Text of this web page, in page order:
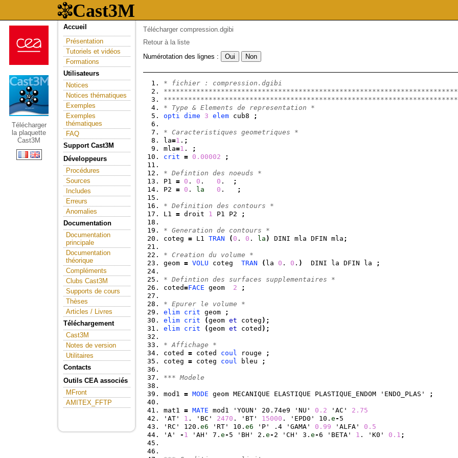
Télécharger
la plaquette
Cast3M
Accueil
Présentation
Tutoriels et vidéos
Formations
Utilisateurs
Notices
Notices thématiques
Exemples
Exemples
thématiques
FAQ
Support Cast3M
Développeurs
Procédures
Sources
Includes
Erreurs
Anomalies
Documentation
Documentation
principale
Documentation
théorique
Compléments
Clubs Cast3M
Supports de cours
Thèses
Articles / Livres
Téléchargement
Cast3M
Notes de version
Utilitaires
Contacts
Outils CEA associés
MFront
AMITEX_FFTP
Télécharger compression.dgibi
Retour à la liste
Numérotation des lignes :
* fichier : compression.dgibi
************************************************************************
************************************************************************
* Type & Elements de representation *
opti dime 3 elem cub8 ;
* Caracteristiques geometriques *
la=1 . ;
mla=1 .
;
crit = 0.00002 ;
* Defintion des noeuds *
P1 = 0 . 0 . 0 .
;
P2 = 0 . la 0 . ;
* Definition des contours *
L1 = droit 1 P1 P2 ;
* Generation de contours *
coteg = L1 TRAN ( 0 . 0 . la ) DINI mla DFIN mla ;
* Creation du volume *
geom = VOLU coteg TRAN ( la 0 . 0 . )
  DINI la DFIN la
;
* Defintion des surfaces supplementaires *
coted=FACE geom 2 ;
* Epurer le volume *
elim crit geom
;
elim crit (geom et coteg ) ;
elim crit (geom et coted ) ;
* Affichage *
coted = coted coul rouge
;
coteg = coteg coul bleu ;
*** Modele
mod1 = MODE geom MECANIQUE ELASTIQUE PLASTIQUE_ENDOM 'ENDO_PLAS' ;
mat1 = MATE mod1 'YOUN' 20.74e9 'NU' 0.2 'AC' 2.75
'AT' 1 . 'BC' 2470 . 'BT' 15000 . 'EPD0' 10. e- 5
'RC' 120. e6 'RT' 10. e6 'P' .4 'GAMA' 0.99 'ALFA' 0.5
'A' - 1 'AH' 7. e- 5 'BH' 2. e- 2 'CH' 3. e-6 'BETA' 1 . 'K0' 0.1 ;